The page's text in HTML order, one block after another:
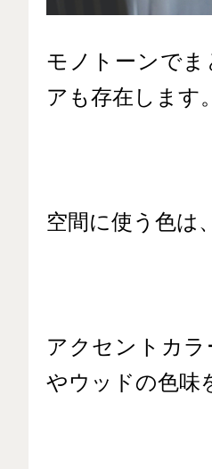
モノトーンで
アも存在します。
空間に使う色は
アクセントカ
やウッドの色味